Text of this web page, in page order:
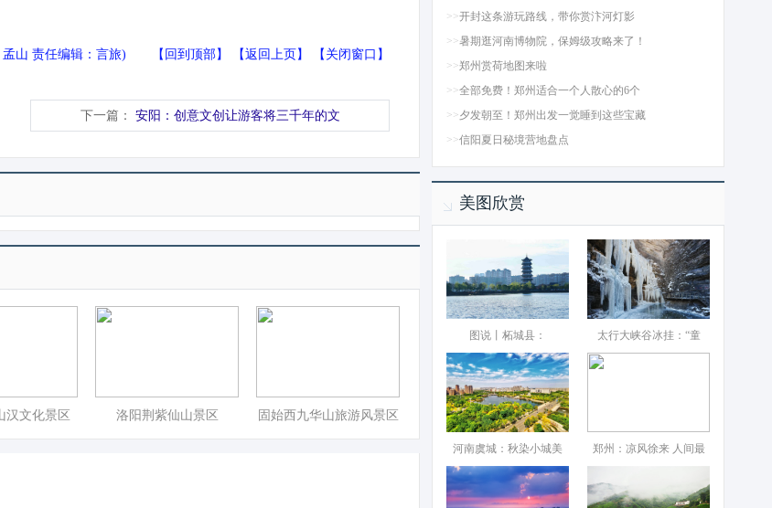
孟山 责任编辑：言旅) 【 回到顶部】 【返回上页 】 【 关闭窗口 】
下一篇： 安阳：创意文创让游客将三千年的文
汉文化景区 洛阳荆紫仙山景区 固始西九华山旅游风景区
>>开封这条游玩路线，带你赏汴河灯影
>>暑期逛河南博物院，保姆级攻略来了！
>>郑州赏荷地图来啦
>>全部免费！郑州适合一个人散心的6个
>>夕发朝至！郑州出发一觉睡到这些宝藏
>>信阳夏日秘境营地盘点
美图欣赏
图说丨柘城县：‌ 太行大峡谷冰挂：“童
河南虞城：秋染小城美 郑州：凉风徐来 人间最